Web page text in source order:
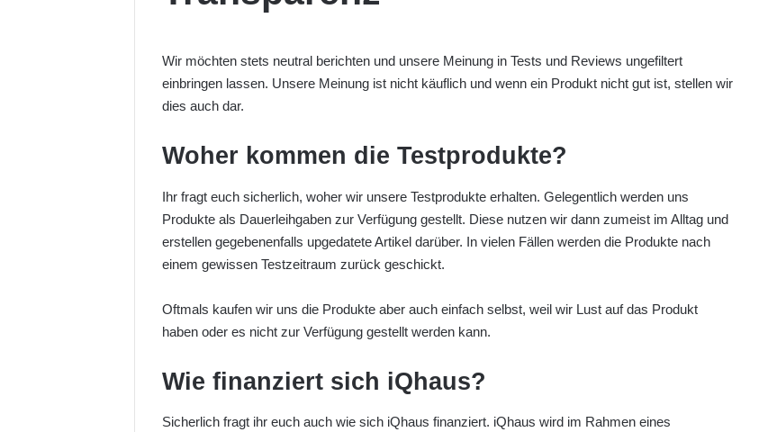
Wir möchten stets neutral berichten und unsere Meinung in Tests und Reviews ungefiltert
einbringen lassen. Unsere Meinung ist nicht käuflich und wenn ein Produkt nicht gut ist, stellen wir
dies auch dar.
Woher kommen die Testprodukte?
Ihr fragt euch sicherlich, woher wir unsere Testprodukte erhalten. Gelegentlich werden uns
Produkte als Dauerleihgaben zur Verfügung gestellt. Diese nutzen wir dann zumeist im Alltag und
erstellen gegebenenfalls upgedatete Artikel darüber. In vielen Fällen werden die Produkte nach
einem gewissen Testzeitraum zurück geschickt.
Oftmals kaufen wir uns die Produkte aber auch einfach selbst, weil wir Lust auf das Produkt
haben oder es nicht zur Verfügung gestellt werden kann.
Wie finanziert sich iQhaus?
Sicherlich fragt ihr euch auch wie sich iQhaus finanziert. iQhaus wird im Rahmen eines